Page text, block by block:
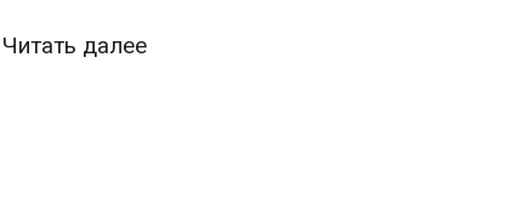
Читать далееПодозрительного